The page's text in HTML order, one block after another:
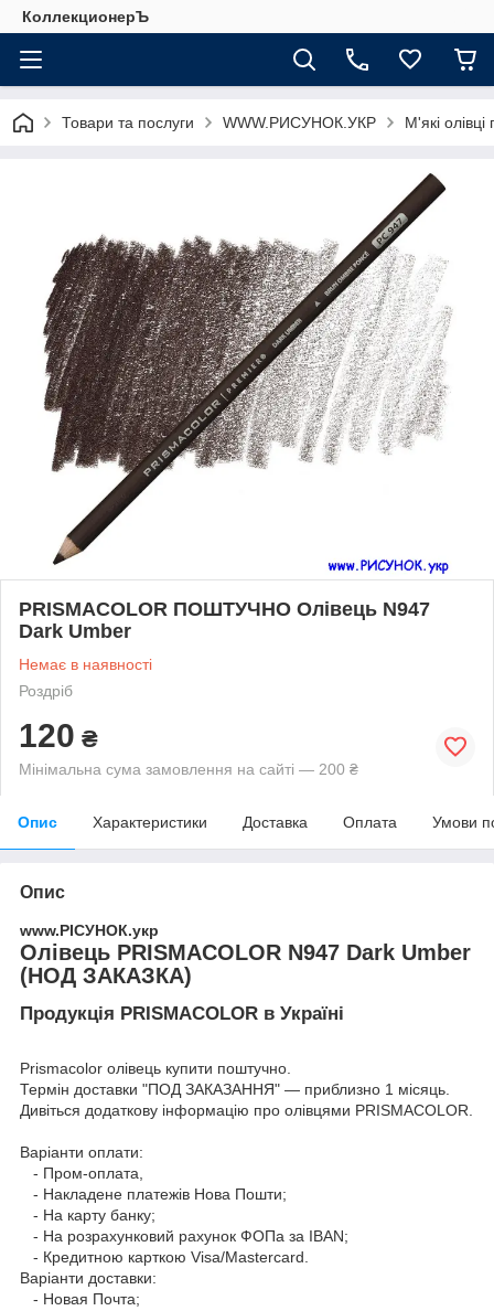
КоллекционерЪ
Товари та послуги WWW.РИСУНОК.УКР М'які
PRISMACOLOR ПОШТУЧНО Олівець N947
Dark Umber
Немає в наявності
Роздріб
120 ₴
Мінімальна сума замовлення на сайті — 200 ₴
Опис Характеристики Доставка Оплата Умови
Опис
www.РІСУНОК.укр
Олівець PRISMACOLOR N947 Dark Umber
(НОД ЗАКАЗКА)
Продукція PRISMACOLOR в Україні
Prismacolor олівець купити поштучно.
Термін доставки "ПОД ЗАКАЗАННЯ" — приблизно 1 місяць.
Дивіться додаткову інформацію про олівцями PRISMACOLOR.
Варіанти оплати:
- Пром-оплата,
- Накладене платежів Нова Пошти;
- На карту банку;
- На розрахунковий рахунок ФОПа за IBAN;
- Кредитною карткою Visa/Mastercard.
Варіанти доставки:
- Новая Почта;